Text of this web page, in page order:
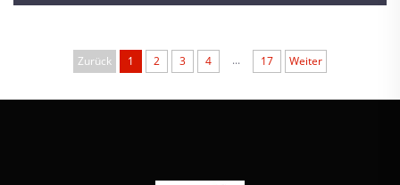
Zurück 1 2 3 4 ... 17 Weiter